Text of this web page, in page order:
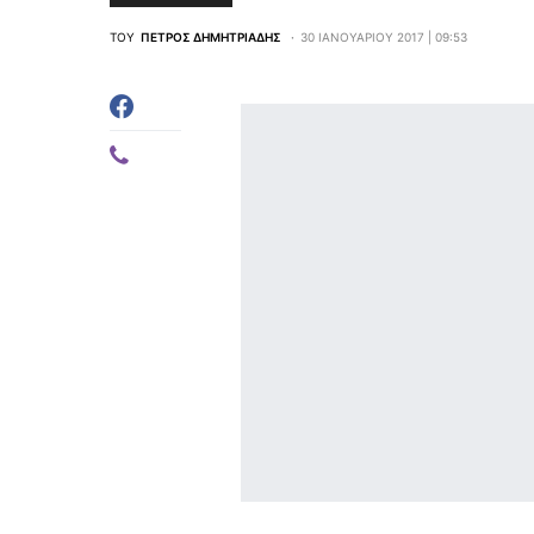
ΤΟΥ ΠΈΤΡΟΣ ΔΗΜΗΤΡΙΆΔΗΣ 30 ΙΑΝΟΥΑΡΊΟΥ 2017 | 09:53